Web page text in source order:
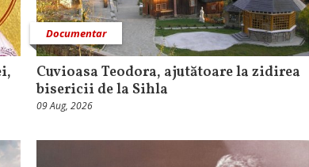
Documentar
Cuvioasa Teodora, ajutătoare la zidirea
bisericii de la Sihla
09 Aug, 2026